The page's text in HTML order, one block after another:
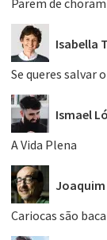
Parem de
Isabella
Se queres salvar
Ismael
A Vida Plena
Joaquim
Cariocas são